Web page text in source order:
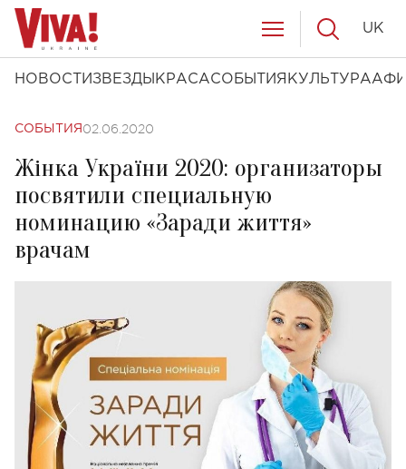
НОВОСТИ ЗВЕЗДЫ КРАСАСОБЫТИЯ КУЛЬТУРА
UK
СОБЫТИЯ 02.06.2020
Жінка України 2020: организаторы
посвятили специальную
номинацию «Заради життя»
врачам